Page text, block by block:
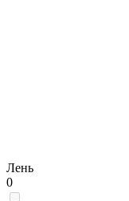
Лень
0